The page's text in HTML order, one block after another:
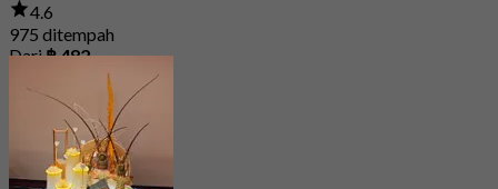
4.6
975 ditempah
Dari฿ 482